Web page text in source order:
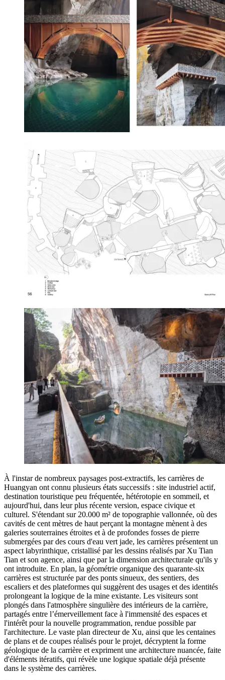
À l'instar de nombreux paysages post-extractifs, les carrières de
Huangyan ont connu plusieurs états successifs : site industriel actif,
destination touristique peu fréquentée, hétérotopie en sommeil, et
aujourd'hui, dans leur plus récente version, espace civique et
culturel. S'étendant sur 20.000 m² de topographie vallonnée, où des
cavités de cent mètres de haut perçant la montagne mènent à des
galeries souterraines étroites et à de profondes fosses de pierre
submergées par des cours d'eau vert jade, les carrières présentent un
aspect labyrinthique, cristallisé par les dessins réalisés par Xu Tian
Tian et son agence, ainsi que par la dimension architecturale qu'ils y
ont introduite. En plan, la géométrie organique des quarante-six
carrières est structurée par des ponts sinueux, des sentiers, des
escaliers et des plateformes qui suggèrent des usages et des identités
prolongeant la logique de la mine existante. Les visiteurs sont
plongés dans l'atmosphère singulière des intérieurs de la carrière,
partagés entre l’émerveillement face à l'immensité des espaces et
l'intérêt pour la nouvelle programmation, rendue possible par
l'architecture. Le vaste plan directeur de Xu, ainsi que les centaines
de plans et de coupes réalisés pour le projet, décryptent la forme
géologique de la carrière et expriment une architecture nuancée, faite
d'éléments itératifs, qui révèle une logique spatiale déjà présente
dans le système des carrières.